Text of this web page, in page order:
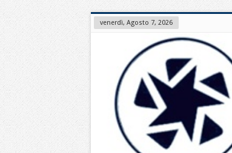
venerdì, Agosto 7, 2026